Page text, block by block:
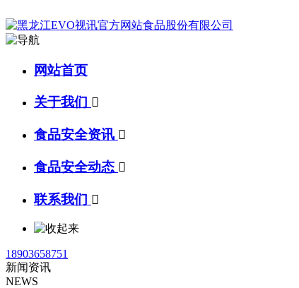
网站首页
关于我们 
食品安全资讯 
食品安全动态 
联系我们 
18903658751
新闻资讯
NEWS